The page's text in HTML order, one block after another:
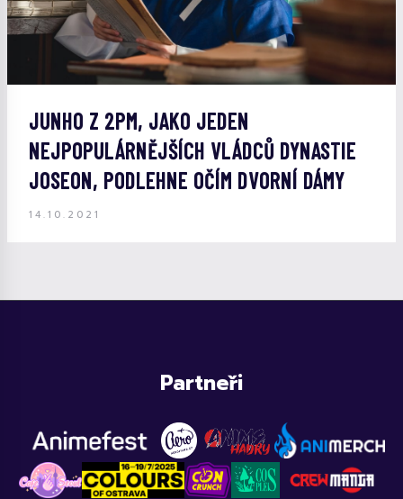
JUNHO Z 2PM, JAKO JEDEN
NEJPOPULÁRNĚJŠÍCH VLÁDCŮ DYNASTIE
JOSEON, PODLEHNE OČÍM DVORNÍ DÁMY
14.10.2021
Partneři